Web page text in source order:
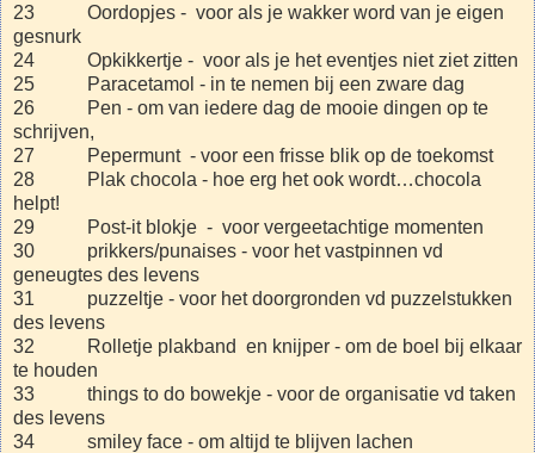
23 Oordopjes - voor als je wakker word van je eigen
gesnurk
24 Opkikkertje - voor als je het eventjes niet ziet zitten
25 Paracetamol - in te nemen bij een zware dag
26 Pen - om van iedere dag de mooie dingen op te
schrijven,
27 Pepermunt - voor een frisse blik op de toekomst
28 Plak chocola - hoe erg het ook wordt…chocola
helpt!
29 Post-it blokje - voor vergeetachtige momenten
30 prikkers/punaises - voor het vastpinnen vd
geneugtes des levens
31 puzzeltje - voor het doorgronden vd puzzelstukken
des levens
32 Rolletje plakband en knijper - om de boel bij elkaar
te houden
33 things to do bowekje - voor de organisatie vd taken
des levens
34 smiley face - om altijd te blijven lachen